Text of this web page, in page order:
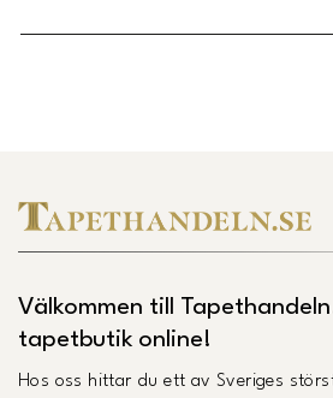
Välkommen till
tapetbutik online!
Hos oss hittar du ett av Sveriges